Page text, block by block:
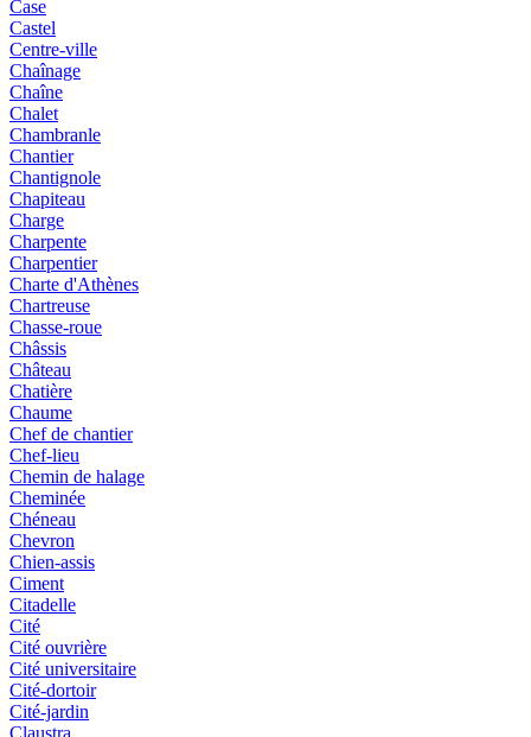
Case
Castel
Centre-ville
Chaînage
Chaîne
Chalet
Chambranle
Chantier
Chantignole
Chapiteau
Charge
Charpente
Charpentier
Charte d'Athènes
Chartreuse
Chasse-roue
Châssis
Château
Chatière
Chaume
Chef de chantier
Chef-lieu
Chemin de halage
Cheminée
Chéneau
Chevron
Chien-assis
Ciment
Citadelle
Cité
Cité ouvrière
Cité universitaire
Cité-dortoir
Cité-jardin